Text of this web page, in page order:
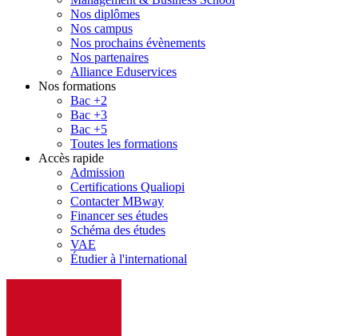
Nos diplômes
Nos campus
Nos prochains évènements
Nos partenaires
Alliance Eduservices
Nos formations
Bac +2
Bac +3
Bac +5
Toutes les formations
Accès rapide
Admission
Certifications Qualiopi
Contacter MBway
Financer ses études
Schéma des études
VAE
Étudier à l'international